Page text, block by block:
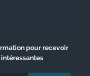
pour recevoir